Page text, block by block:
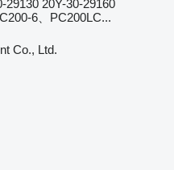
29130 20Y-30-29160
6、PC200LC...
Co., Ltd.